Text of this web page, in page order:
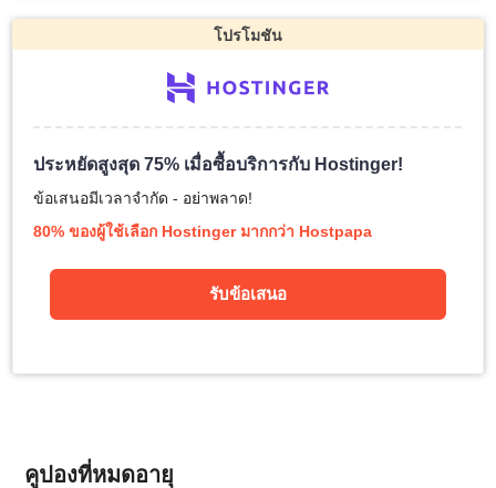
โปรโมชัน
ประหยัดสูงสุด 75% เมื่อซื้อบริการกับ Hostinger!
ข้อเสนอมีเวลาจำกัด - อย่าพลาด!
80% ของผู้ใช้เลือก Hostinger มากกว่า Hostpapa
รับข้อเสนอ
คูปองที่หมดอายุ